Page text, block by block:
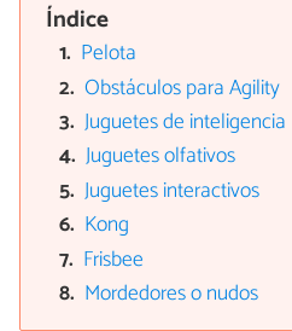
Índice
Pelota
Obstáculos para Agility
Juguetes de inteligencia
Juguetes olfativos
Juguetes interactivos
Kong
Frisbee
Mordedores o nudos